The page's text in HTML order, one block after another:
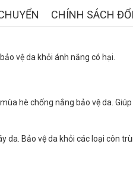
CHÍNH SÁCH
vệ da khỏi ánh nắng có hại.
hè chống nắng bảo vệ da.
da. Bảo vệ da khỏi các loại côn